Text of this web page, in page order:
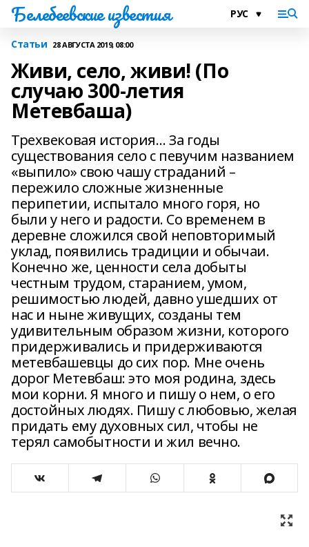
Белебеевские известия
Статьи 28 АВГУСТА 2019, 08:00
Живи, село, живи! (По
случаю 300-летия
Метевбаша)
Трехвековая история… За годы
существования село с певучим названием
«выпило» свою чашу страданий –
пережило сложные жизненные
перипетии, испытало много горя, но
были у него и радости. Со временем в
деревне сложился свой неповторимый
уклад, появились традиции и обычаи.
Конечно же, ценности села добыты
честным трудом, старанием, умом,
решимостью людей, давно ушедших от
нас и ныне живущих, созданы тем
удивительным образом жизни, которого
придерживались и придерживаются
метевбашевцы до сих пор. Мне очень
дорог Метевбаш: это моя родина, здесь
мои корни. Я много и пишу о нем, о его
достойных людях. Пишу с любовью, желая
придать ему духовных сил, чтобы не
терял самобытности и жил вечно.